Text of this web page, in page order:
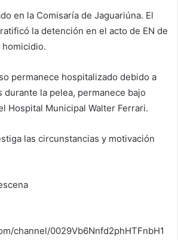
en la Comisaría de Jaguariúna. El
la detención en el acto de EN de
permanece hospitalizado debido a
durante la pelea, permanece bajo
Hospital Municipal Walter Ferrari.
las circunstancias y motivación
channel/0029Vb6Nnfd2phHTFnbH1